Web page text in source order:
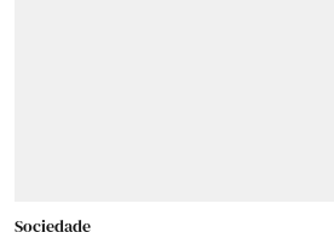
Sociedade